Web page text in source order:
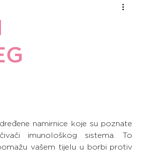
Gljiva
namirnice koje su poznate
imunološkog sistema. To
vašem tijelu u borbi protiv